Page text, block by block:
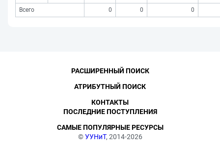
Всего
0 0 0
©УУНиТ, 2014-2026
РАСШИРЕННЫЙ ПОИСК
АТРИБУТНЫЙ ПОИСК
КОНТАКТЫ
ПОСЛЕДНИЕ ПОСТУПЛЕНИЯ
САМЫЕ ПОПУЛЯРНЫЕ РЕСУРСЫ